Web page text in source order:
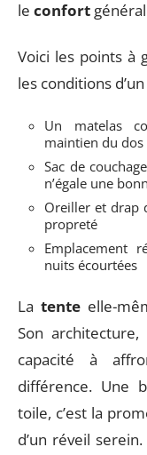
le confort
Voici les points à
les conditions
Un matelas
maintien du dos
Sac de
n’égale une
Oreiller et drap
propreté
Emplacement
nuits écourtées
Latente elle-
Son
capacité à
différence. Une
toile, c’est la
d’un réveil